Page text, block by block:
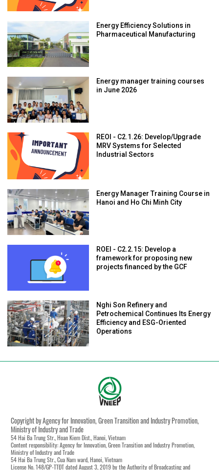
Energy Efficiency Solutions in
Pharmaceutical Manufacturing
Energy manager training courses
in June 2026
REOI - C2.1.26: Develop/Upgrade
MRV Systems for Selected
Industrial Sectors
Energy Manager Training Course in
Hanoi and Ho Chi Minh City
ROEI - C2.2.15: Develop a
framework for proposing new
projects financed by the GCF
Nghi Son Refinery and
Petrochemical Continues Its Energy
Efficiency and ESG-Oriented
Operations
Copyright by Agency for Innovation, Green Transition and Industry Promotion,
Ministry of Industry and Trade
54 Hai Ba Trung Str., Hoan Kiem Dist., Hanoi, Vietnam
Content responsibility: Agency for Innovation, Green Transition and Industry Promotion,
Ministry of Industry and Trade
54 Hai Ba Trung Str., Cua Nam ward, Hanoi, Vietnam
License No. 148/GP-TTĐT dated August 3, 2019 by the Authority of Broadcasting and